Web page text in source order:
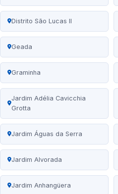
Distrito São Lucas II
Geada
Graminha
Jardim Adélia Cavicchia
Grotta
Jardim Águas da Serra
Jardim Alvorada
Jardim Anhangüera